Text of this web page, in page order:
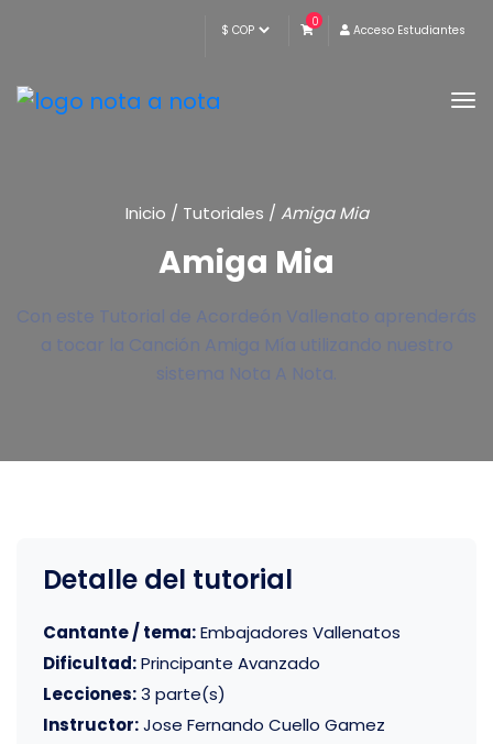
0
Acceso Estudiantes
Inicio / Tutoriales / Amiga Mia
Amiga Mia
Con este Tutorial de Acordeón Vallenato aprenderás
a tocar la Canción Amiga Mía utilizando nuestro
sistema Nota A Nota.
Detalle del tutorial
Cantante / tema:Embajadores Vallenatos
Dificultad:Principante Avanzado
Lecciones:3 parte(s)
Instructor:Jose Fernando Cuello Gamez